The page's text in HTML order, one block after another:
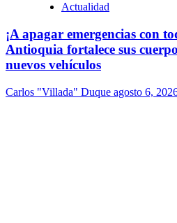
Actualidad
¡A apagar emergencias con
Antioquia fortalece sus
nuevos vehículos
Carlos "Villada" Duque agosto 6,